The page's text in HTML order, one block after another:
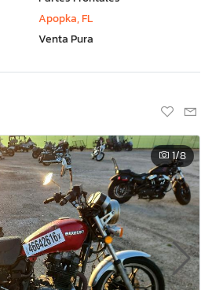
Apopka, FL
Venta Pura
1/8